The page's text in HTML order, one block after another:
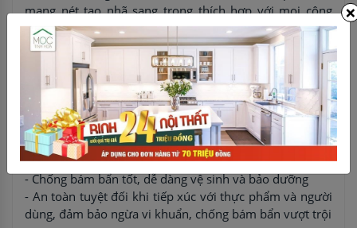
mang nét tao nhã sang trọng thích hợp với mọi công
trình kiến trúc cổ điển và hiện đại
Ưu điểm của Đá bàn bếp Vicostone Classic JURA
GREY BQ8437
- Thiết kế các dải hạt lớn tạo hiệu ứng trầm tích theo
thời gian, tổng thể toàn tấm mang màu trung tính, dễ
dàng phối hợp với các loại tủ bếp.
- Khả năng chống thấm, chống ngấm, chống xước, bền
màu với thời gian
- Chống bám bẩn tốt, dễ dàng vệ sinh và bảo dưỡng
- An toàn tuyệt đối khi tiếp xúc với thực phẩm và người
dùng, đảm bảo ngừa vi khuẩn, chống bám bẩn vượt trội
×